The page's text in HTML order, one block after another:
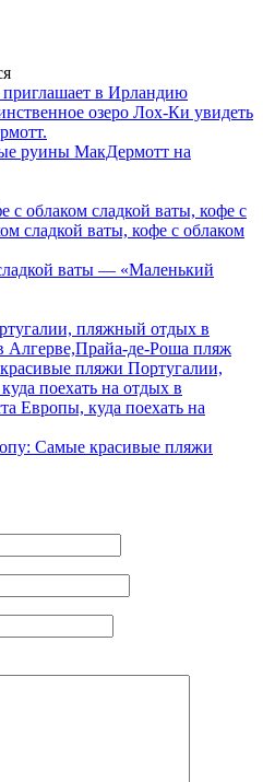
руины МакДермотт на
ваты — «Маленький
Самые красивые пляжи